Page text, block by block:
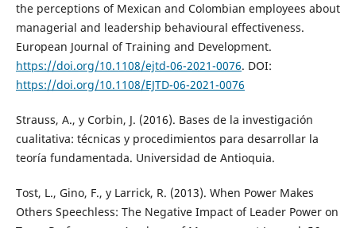
the perceptions of Mexican and Colombian employees about
managerial and leadership behavioural effectiveness.
European Journal of Training and Development.
https://doi.org/10.1108/ejtd-06-2021-0076. DOI:
https://doi.org/10.1108/EJTD-06-2021-0076
Strauss, A., y Corbin, J. (2016). Bases de la investigación
cualitativa: técnicas y procedimientos para desarrollar la
teoría fundamentada. Universidad de Antioquia.
Tost, L., Gino, F., y Larrick, R. (2013). When Power Makes
Others Speechless: The Negative Impact of Leader Power on